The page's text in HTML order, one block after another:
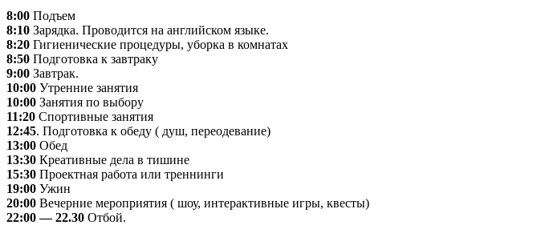
8:00 Подъем
8:10 Зарядка. Проводится на английском языке.
8:20 Гигиенические процедуры, уборка в комнатах
8:50 Подготовка к завтраку
9:00 Завтрак.
10:00 Утренние занятия
10:00 Занятия по выбору
11:20 Спортивные занятия
12:45. Подготовка к обеду ( душ, переодевание)
13:00 Обед
13:30 Креативные дела в тишине
15:30 Проектная работа или треннинги
19:00 Ужин
20:00 Вечерние мероприятия ( шоу, интерактивные игры, квесты)
22:00 — 22.30 Отбой.